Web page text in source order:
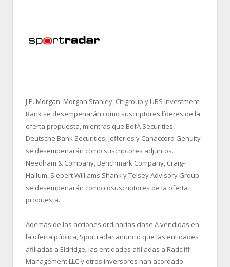
J.P. Morgan, Morgan Stanley, Citigroup y UBS Investment
Bank se desempeñarán como suscriptores líderes de la
oferta propuesta, mientras que BofA Securities,
Deutsche Bank Securities, Jefferies y Canaccord Genuity
se desempeñarán como suscriptores adjuntos.
Needham & Company, Benchmark Company, Craig-
Hallum, Siebert Williams Shank y Telsey Advisory Group
se desempeñarán como cosuscriptores de la oferta
propuesta.
Además de las acciones ordinarias clase A vendidas en
la oferta pública, Sportradar anunció que las entidades
afiliadas a Eldridge, las entidades afiliadas a Radcliff
Management LLC y otros inversores han acordado